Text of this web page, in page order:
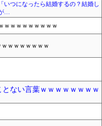
つになったら結婚するの？結婚し
…
ｗｗｗｗｗｗｗｗｗ
ｗｗｗｗｗｗｗ
ない言葉ｗｗｗｗｗｗｗｗ